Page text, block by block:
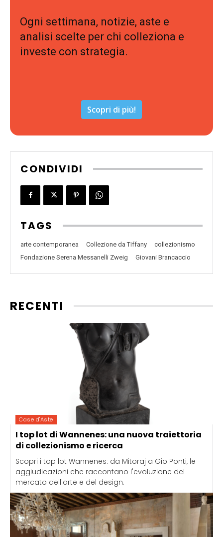
Ogni settimana, notizie, aste e
analisi scelte per chi colleziona e
investe con strategia.
Scopri di più!
CONDIVIDI
TAGS
arte contemporanea Collezione da Tiffany
collezionismo
Fondazione Serena Messanelli Zweig
Giovani Brancaccio
RECENTI
Case d'Aste
I top lot di Wannenes: una nuova traiettoria
di collezionismo e ricerca
Scopri i top lot Wannenes: da Mitoraj a Gio Ponti, le
aggiudicazioni che raccontano l'evoluzione del
mercato dell'arte e del design.